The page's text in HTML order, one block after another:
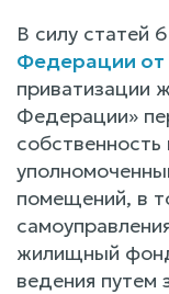
В силу статей
Федерации от
приватизации
Федерации»
помещений, в
жилищный
ведения путем